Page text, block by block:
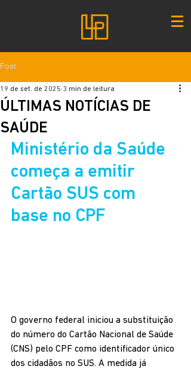
Post
ÚLTIMAS NOTÍCIAS DE
SAÚDE
19 de set. de 2025 3 min de leitura
Ministério da Saúde
começa a emitir
Cartão SUS com
base no CPF
O governo federal iniciou a substituição
do número do Cartão Nacional de Saúde
(CNS) pelo CPF como identificador único
dos cidadãos no SUS. A medida já